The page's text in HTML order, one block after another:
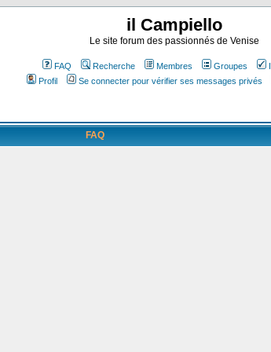
il Campiello
Le site forum des passionnés de Venise
FAQ Recherche Membres Groupes
Profil
Se connecter pour vérifier ses messages privés
FAQ